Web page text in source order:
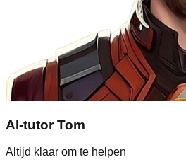
AI-tutor Tom
Altijd klaar om te helpen